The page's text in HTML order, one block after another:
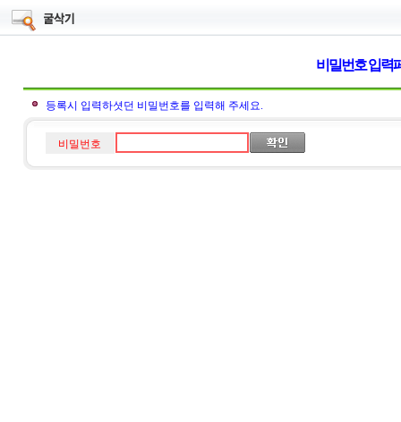
비밀번호 입력
등록시 입력하셧던 비밀번호를 입력해 주세요.
비밀번호